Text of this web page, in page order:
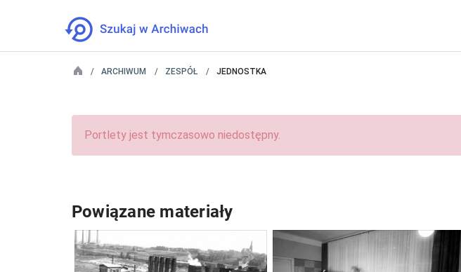
ARCHIWUM ZESPÓŁ JEDNOSTKA
Portlety jest tymczasowo niedostępny.
Powiązane materiały